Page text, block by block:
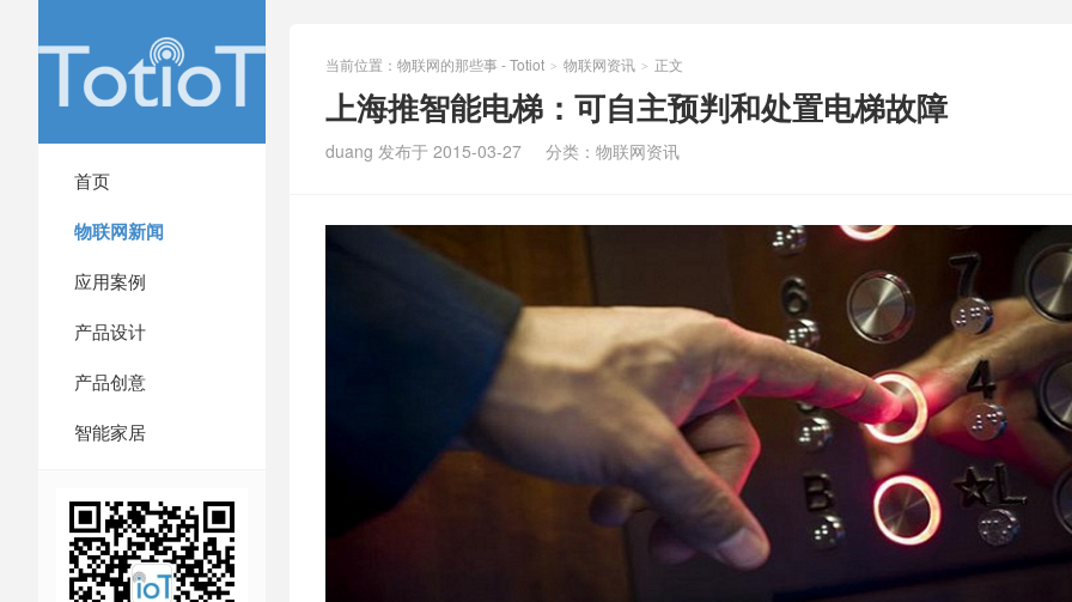
首页
物联网新闻
应用案例
产品设计
产品创意
智能家居
当前位置： 物联网的那些事 - Totiot > 物联网资讯 > 正文
上海推智能电梯：可自主预判和处置电梯故障
duang 发布于 2015-03-27 分类： 物联网资讯